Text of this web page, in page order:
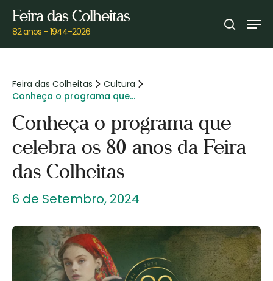
Skip
main
Feira das Colheitas
82 anos – 1944-2026 search
Feira das Colheitas
Cultura
Conheça o programa que
Colheitas
Conheça o programa que
celebra os 80 anos da Feira
das Colheitas
6 de Setembro, 2024